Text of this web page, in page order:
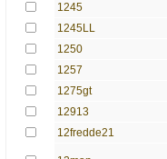
1245
1245LL
1250
1257
1275gt
12913
12fredde21